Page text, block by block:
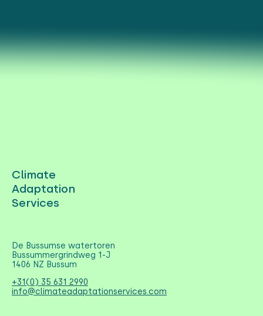
Climate
Adaptation
Services
De Bussumse watertoren
Bussummergrindweg 1-J
1406 NZ Bussum
+31(0) 35 631 2990
info@climateadaptationservices.com